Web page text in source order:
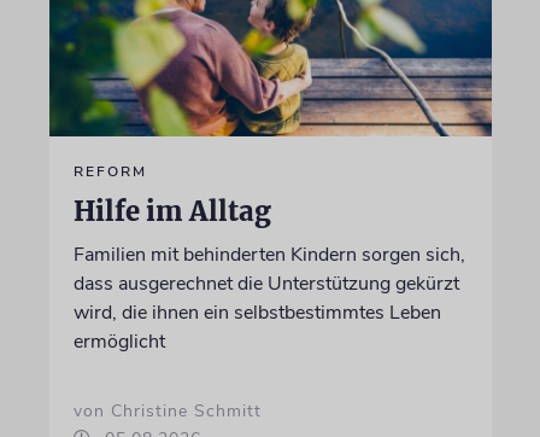
REFORM
Hilfe im Alltag
Familien mit behinderten Kindern sorgen sich,
dass ausgerechnet die Unterstützung gekürzt
wird, die ihnen ein selbstbestimmtes Leben
ermöglicht
von Christine Schmitt